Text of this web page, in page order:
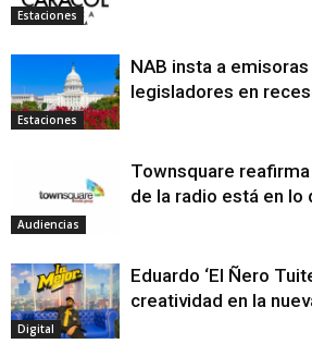
Estaciones
Estaciones
NAB insta a
legisladores en
Audiencias
Townsquare
de la radio está en lo
Digital
Eduardo ‘El Ñero
creatividad en la